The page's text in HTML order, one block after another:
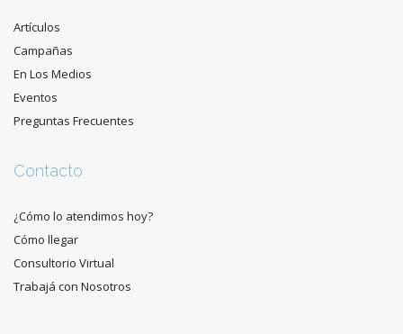
Artículos
Campañas
En Los Medios
Eventos
Preguntas Frecuentes
Contacto
¿Cómo lo atendimos hoy?
Cómo llegar
Consultorio Virtual
Trabajá con Nosotros